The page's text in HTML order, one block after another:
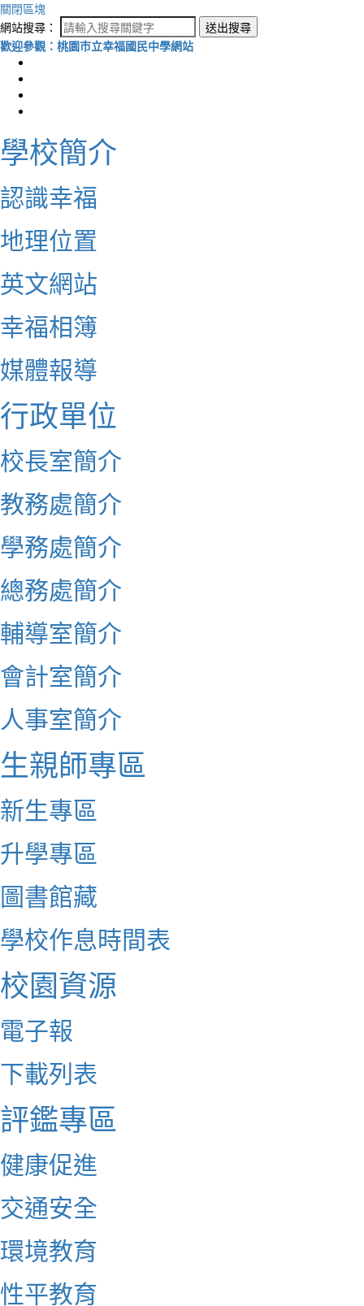
關閉區塊
網站搜尋：
送出搜尋
歡迎參觀：桃園市立幸福國民中學網站
學校簡介
認識幸福
地理位置
英文網站
幸福相簿
媒體報導
行政單位
校長室簡介
教務處簡介
學務處簡介
總務處簡介
輔導室簡介
會計室簡介
人事室簡介
生親師專區
新生專區
升學專區
圖書館藏
學校作息時間表
校園資源
電子報
下載列表
評鑑專區
健康促進
交通安全
環境教育
性平教育